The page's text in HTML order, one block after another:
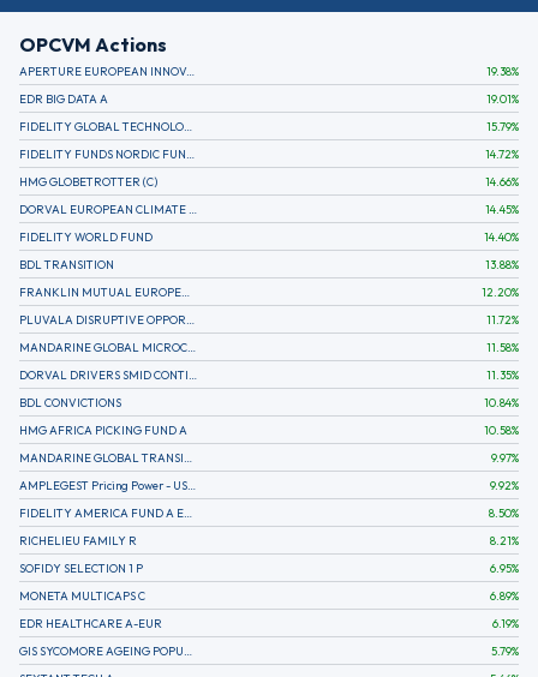
OPCVM Actions
APERTURE EUROPEAN INNOVATION 19.38%
EDR BIG DATA A
19.01%
FIDELITY GLOBAL TECHNOLOGY FUND A EUR
15.79%
FIDELITY FUNDS NORDIC FUND A
14.72%
HMG GLOBETROTTER (C)
14.66%
DORVAL EUROPEAN CLIMATE INITIATIVE R (C)
14.45%
FIDELITY WORLD FUND
14.40%
BDL TRANSITION
13.88%
FRANKLIN MUTUAL EUROPEAN FUND A EUR (C)
12.20%
PLUVALA DISRUPTIVE OPPORTUNITIES
11.72%
MANDARINE GLOBAL MICROCAP
11.58%
DORVAL DRIVERS SMID CONTINENTAL EUROPE
11.35%
BDL CONVICTIONS
10.84%
HMG AFRICA PICKING FUND A
10.58%
MANDARINE GLOBAL TRANSITION R
9.97%
AMPLEGEST Pricing Power - US - AC
9.92%
FIDELITY AMERICA FUND A EUR (C)
8.50%
RICHELIEU FAMILY R
8.21%
SOFIDY SELECTION 1 P
6.95%
MONETA MULTICAPS C
6.89%
EDR HEALTHCARE A-EUR
6.19%
GIS SYCOMORE AGEING POPULATION
5.79%